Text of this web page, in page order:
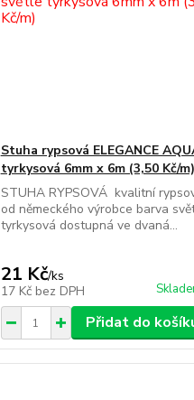
Stuha rypsová ELEGANCE
tyrkysová 6mm x 6m (3,50 Kč/m)
STUHA RYPSOVÁ kvalitní
od německého výrobce barva
tyrkysová dostupná ve dvaná...
21 Kč/ks
17 Kč bez DPH
Přidat do